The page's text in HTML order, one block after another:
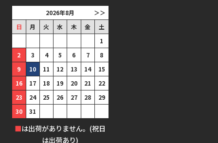
＞＞
2026年8月
日
月 火 水 木 金
土
1
2
3 4 5 6 7
8
9
10 11 12 13 14
15
16
17 18 19 20 21
22
23
24 25 26 27 28
29
30
31
■は出荷がありません。(祝日
は出荷あり)